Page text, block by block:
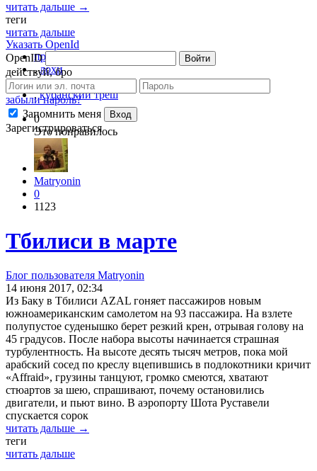
Указать OpenId
OpenID
Войти
действуй, бро
забыли пароль?
Запомнить меня
Вход
Зарегистрироваться
читать дальше →
теги
читать дальше
пробки
,лохи
,деревня
,кубанский треш
0
Это понравилось
Matryonin
0
1123
Тбилиси в марте
Блог пользователя Matryonin
14 июня 2017, 02:34
Из Баку в Тбилиси AZAL гоняет пассажиров новым
южноамериканским самолетом на 93 пассажира. На взлете
полупустое суденышко берет резкий крен, отрывая голову на
45 градусов. После набора высоты начинается страшная
турбулентность. На высоте десять тысяч метров, пока мой
арабский сосед по креслу вцепившись в подлокотники кричит
«Affraid», грузины танцуют, громко смеются, хватают
стюартов за шею, спрашивают, почему остановились
двигатели, и пьют вино. В аэропорту Шота Руставели
спускается сорок
читать дальше →
теги
читать дальше